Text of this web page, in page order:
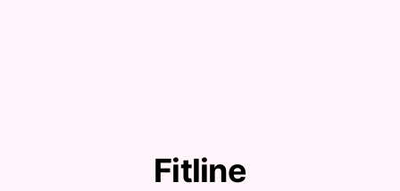
Fitline